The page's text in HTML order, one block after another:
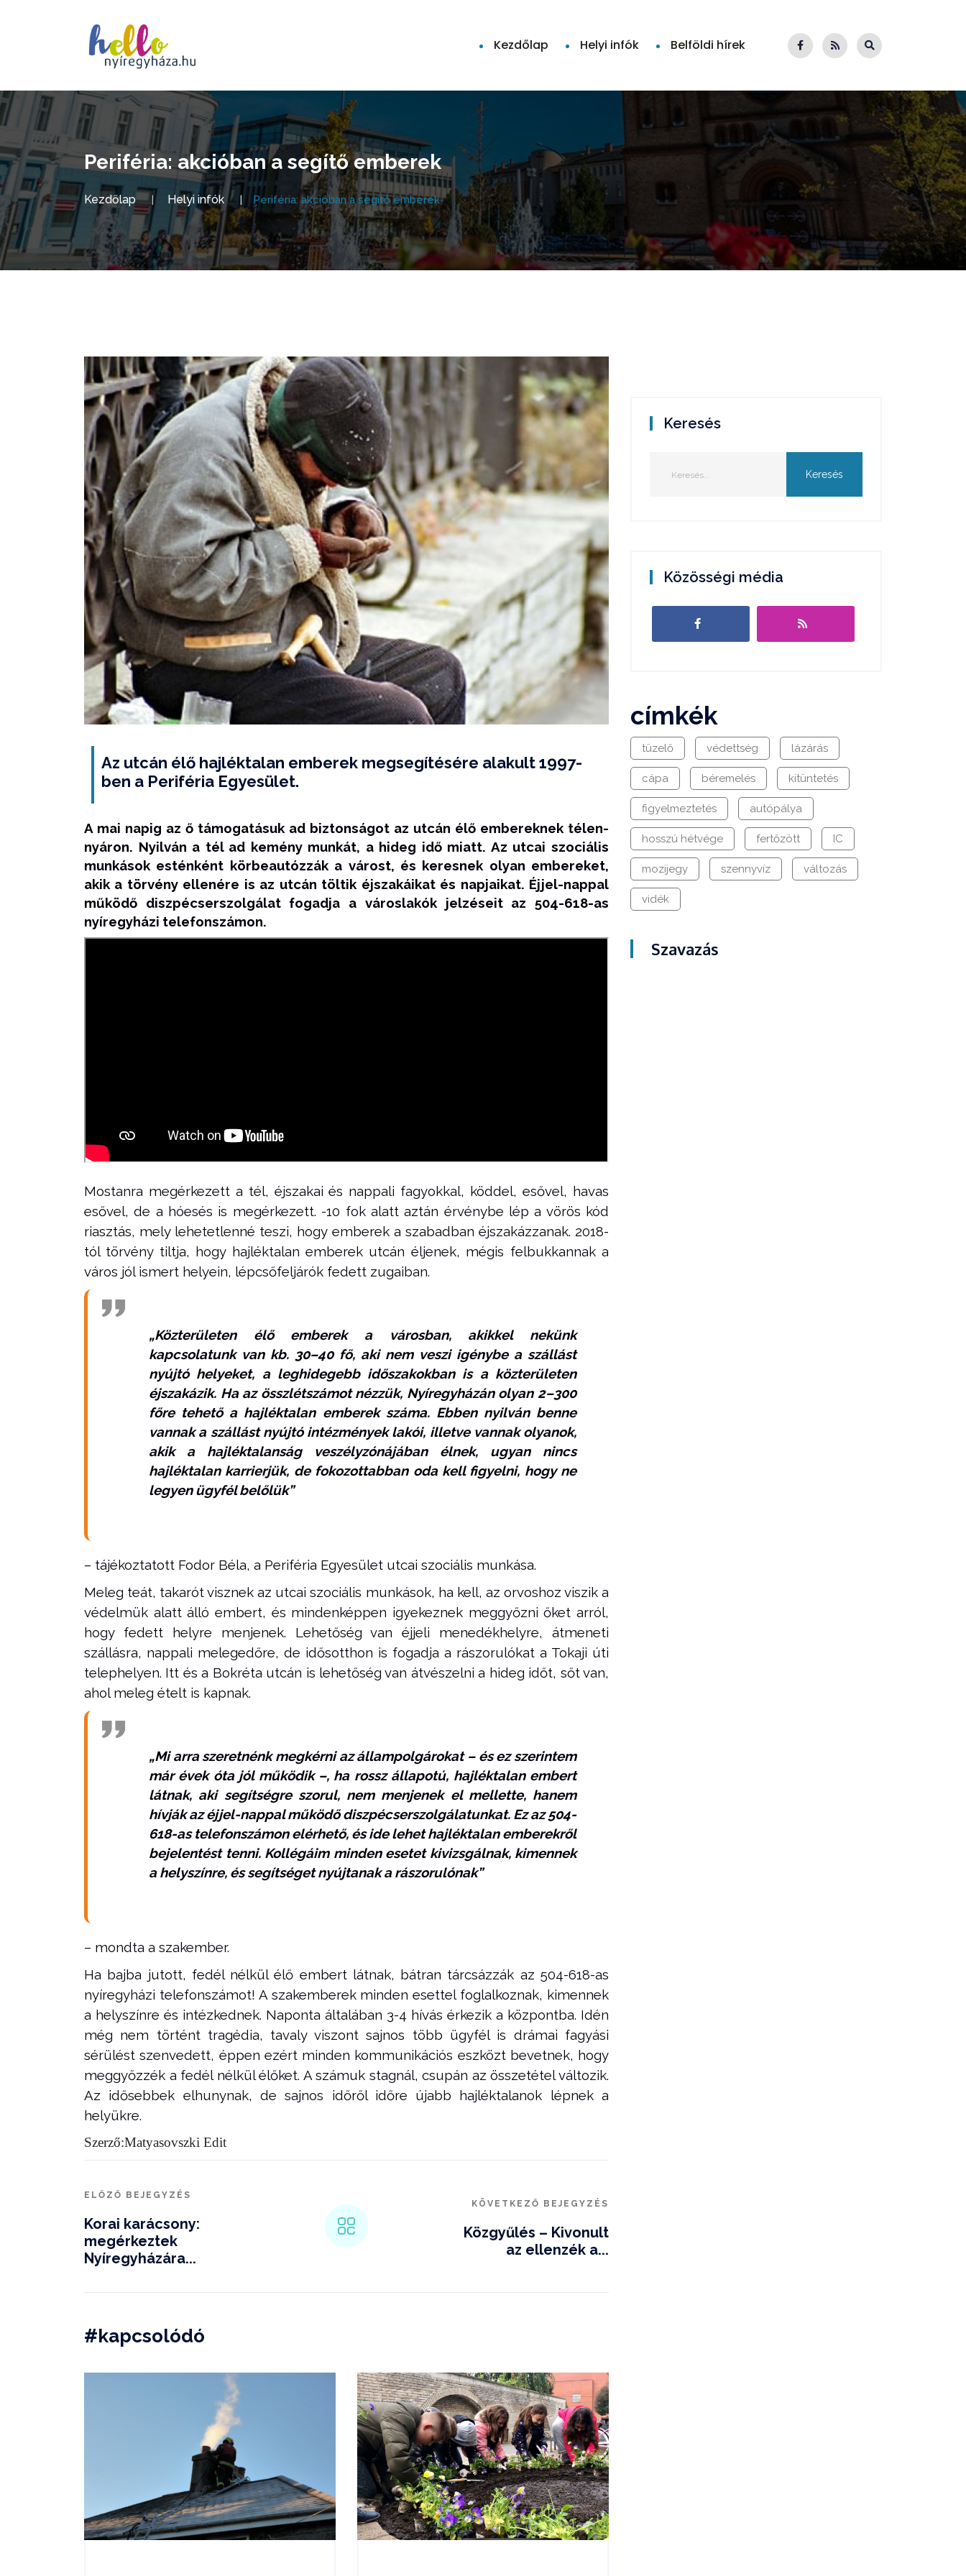
Kezdőlap Helyi infók Belföldi hírek
Periféria: akcióban a segítő emberek
Kezdőlap Helyi infók Periféria: akcióban a segítő emberek
Az utcán élő hajléktalan emberek megsegítésére alakult 1997-
ben a Periféria Egyesület.
A mai napig az ő támogatásuk ad biztonságot az utcán élő embereknek télen-
nyáron. Nyilván a tél ad kemény munkát, a hideg idő miatt. Az utcai szociális
munkások esténként körbeautózzák a várost, és keresnek olyan embereket,
akik a törvény ellenére is az utcán töltik éjszakáikat és napjaikat. Éjjel-nappal
működő diszpécserszolgálat fogadja a városlakók jelzéseit az 504-618-as
nyíregyházi telefonszámon.
Mostanra megérkezett a tél, éjszakai és nappali fagyokkal, köddel, esővel, havas
esővel, de a hóesés is megérkezett. -10 fok alatt aztán érvénybe lép a vörös kód
riasztás, mely lehetetlenné teszi, hogy emberek a szabadban éjszakázzanak. 2018-
tól törvény tiltja, hogy hajléktalan emberek utcán éljenek, mégis felbukkannak a
város jól ismert helyein, lépcsőfeljárók fedett zugaiban.
„Közterületen élő emberek a városban, akikkel nekünk
kapcsolatunk van kb. 30–40 fő, aki nem veszi igénybe a szállást
nyújtó helyeket, a leghidegebb időszakokban is a közterületen
éjszakázik. Ha az összlétszámot nézzük, Nyíregyházán olyan 2–300
főre tehető a hajléktalan emberek száma. Ebben nyilván benne
vannak a szállást nyújtó intézmények lakói, illetve vannak olyanok,
akik a hajléktalanság veszélyzónájában élnek, ugyan nincs
hajléktalan karrierjük, de fokozottabban oda kell figyelni, hogy ne
legyen ügyfél belőlük”
– tájékoztatott Fodor Béla, a Periféria Egyesület utcai szociális munkása.
Meleg teát, takarót visznek az utcai szociális munkások, ha kell, az orvoshoz viszik a
védelmük alatt álló embert, és mindenképpen igyekeznek meggyőzni őket arról,
hogy fedett helyre menjenek. Lehetőség van éjjeli menedékhelyre, átmeneti
szállásra, nappali melegedőre, de idősotthon is fogadja a rászorulókat a Tokaji úti
telephelyen. Itt és a Bokréta utcán is lehetőség van átvészelni a hideg időt, sőt van,
ahol meleg ételt is kapnak.
„Mi arra szeretnénk megkérni az állampolgárokat – és ez szerintem
már évek óta jól működik –, ha rossz állapotú, hajléktalan embert
látnak, aki segítségre szorul, nem menjenek el mellette, hanem
hívják az éjjel-nappal működő diszpécserszolgálatunkat. Ez az 504-
618-as telefonszámon elérhető, és ide lehet hajléktalan emberekről
bejelentést tenni. Kollégáim minden esetet kivizsgálnak, kimennek
a helyszínre, és segítséget nyújtanak a rászorulónak”
– mondta a szakember.
Ha bajba jutott, fedél nélkül élő embert látnak, bátran tárcsázzák az 504-618-as
nyíregyházi telefonszámot! A szakemberek minden esettel foglalkoznak, kimennek
a helyszínre és intézkednek. Naponta általában 3-4 hívás érkezik a központba. Idén
még nem történt tragédia, tavaly viszont sajnos több ügyfél is drámai fagyási
sérülést szenvedett, éppen ezért minden kommunikációs eszközt bevetnek, hogy
meggyőzzék a fedél nélkül élőket. A számuk stagnál, csupán az összetétel változik.
Az idősebbek elhunynak, de sajnos időről időre újabb hajléktalanok lépnek a
helyükre.
Szerző:Matyasovszki Edit
ELŐZŐ BEJEGYZÉS
Korai karácsony:
megérkeztek
Nyíregyházára...
KÖVETKEZŐ BEJEGYZÉS
Közgyűlés – Kivonult
az ellenzék a...
#kapcsolódó
Keresés
Közösségi média
címkék
tüzelő védettség lázárás
cápa béremelés kitüntetés
figyelmeztetés autópálya
hosszú hétvége fertőzött IC
mozijegy szennyvíz változás
vidék
Szavazás